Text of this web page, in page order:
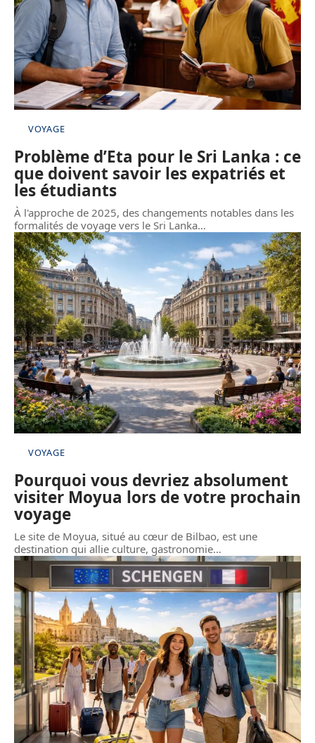
VOYAGE
Problème d’Eta pour le Sri Lanka : ce
que doivent savoir les expatriés et
les étudiants
À l'approche de 2025, des changements notables dans les
formalités de voyage vers le Sri Lanka…
VOYAGE
Pourquoi vous devriez absolument
visiter Moyua lors de votre prochain
voyage
Le site de Moyua, situé au cœur de Bilbao, est une
destination qui allie culture, gastronomie…